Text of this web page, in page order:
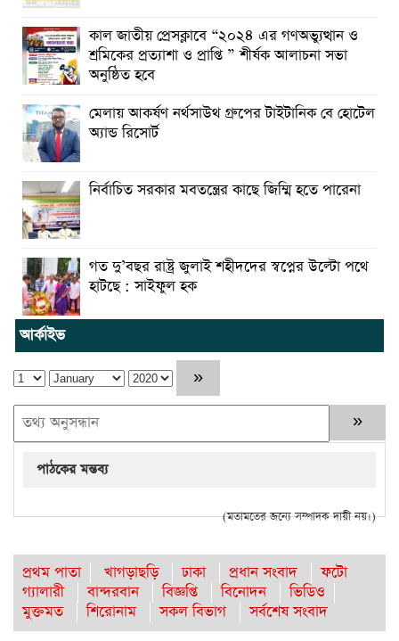
কাল জাতীয় প্রেসক্লাবে “২০২৪ এর গণঅভ্যুত্থান ও
শ্রমিকের প্রত্যাশা ও প্রাপ্তি ” শীর্ষক আলাচনা সভা
অনুষ্ঠিত হবে
মেলায় আকর্ষণ নর্থসাউথ গ্রুপের টাইটানিক বে হোটেল
অ্যান্ড রিসোর্ট
নির্বাচিত সরকার মবতন্ত্রের কাছে জিম্মি হতে পারেনা
গত দু’বছর রাষ্ট্র জুলাই শহীদদের স্বপ্নের উল্টো পথে
হাটছে : সাইফুল হক
আর্কাইভ
পাঠকের মন্তব্য
(মতামতের জন্যে সম্পাদক দায়ী নয়।)
প্রথম পাতা খাগড়াছড়ি ঢাকা প্রধান সংবাদ
ফটো
গ্যালারী
বান্দরবান বিজ্ঞপ্তি বিনোদন
ভিডিও
মুক্তমত
শিরোনাম সকল বিভাগ সর্বশেষ সংবাদ